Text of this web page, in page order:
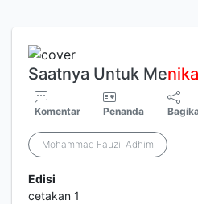
Saatnya Untuk Me
Komentar Penanda
Mohammad Fauzil Adhim
Edisi
cetakan 1